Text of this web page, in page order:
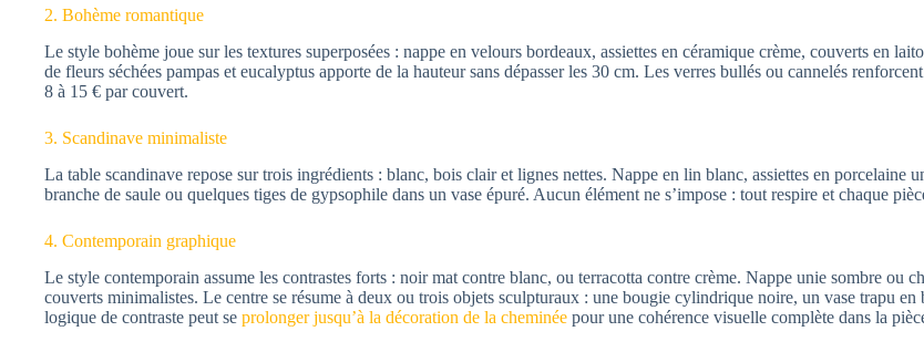
2. Bohème romantique
Le style bohème joue sur les textures superposées : nappe en velours bordeaux, assiettes en céramique crème, couverts en
de fleurs séchées pampas et eucalyptus apporte de la hauteur sans dépasser les 30 cm. Les verres bullés ou cannelés
8 à 15 € par couvert.
3. Scandinave minimaliste
La table scandinave repose sur trois ingrédients : blanc, bois clair et lignes nettes. Nappe en lin blanc, assiettes en porcelaine
branche de saule ou quelques tiges de gypsophile dans un vase épuré. Aucun élément ne s’impose : tout respire et chaque
4. Contemporain graphique
Le style contemporain assume les contrastes forts : noir mat contre blanc, ou terracotta contre crème. Nappe unie sombre ou
couverts minimalistes. Le centre se résume à deux ou trois objets sculpturaux : une bougie cylindrique noire, un vase trapu
logique de contraste peut se prolonger jusqu’à la décoration de la cheminée pour une cohérence visuelle complète dans la